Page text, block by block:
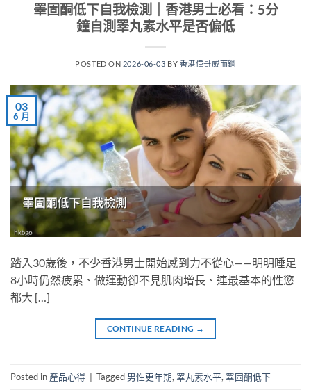
睪固酮低下自我檢測｜香港男士必看：5分
鐘自測睪丸素水平是否偏低
POSTED ON 2026-06-03 BY 香港偉哥威而鋼
03
6 月
踏入30歲後，不少香港男士開始感到力不從心——明明睡足
8小時仍然疲累、做運動卻不見肌肉增長、連最基本的性慾
都大 […]
CONTINUE READING →
Posted in 產品心得 | Tagged 男性更年期, 睪丸素水平, 睪固酮低下